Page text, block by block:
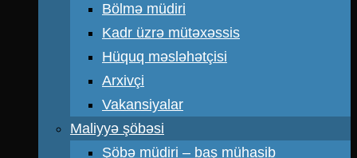
Bölmə müdiri
Kadr üzrə mütəxəssis
Hüquq məsləhətçisi
Arxivçi
Vakansiyalar
Maliyyə şöbəsi
Şöbə müdiri – baş mühasib